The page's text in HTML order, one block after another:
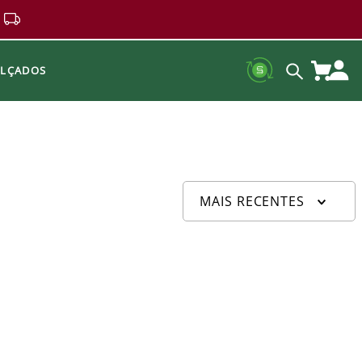
MAIS RECENTES